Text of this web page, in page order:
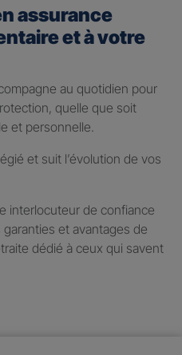
assurance
et à votre
au quotidien pour
quelle que soit
et personnelle.
et suit l’évolution de vos
interlocuteur de confiance
et avantages de
dédié à ceux qui savent